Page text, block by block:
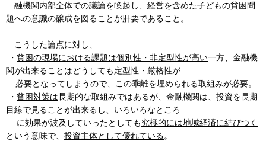
融機関内部全体での議論を喚起し、経営を含めた子どもの貧困問
題への意識の醸成を図ることが肝要であること。
こうした論点に対し、
・ 貧困の現場における課題は個別性・非定型性が高い一方、金融機
関が出来ることはどうしても定型性・厳格性が
必要となってしまうので、この乖離を埋められる取組みが必要。
・ 貧困対策は長期的な取組みではあるが、金融機関は、投資を長期
目線で見ることが出来るし、いろいろなところ
に効果が波及していったとしても究極的には地域経済に結びつく
という意味で、 投資主体として優れている。